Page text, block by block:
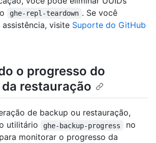
ghe-repl-teardown . Se você
visite Suporte do GitHub
o progresso do
restauração
de backup ou restauração,
utilitário
ghe-backup-progress
no
monitorar o progresso da